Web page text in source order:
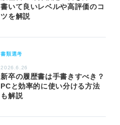
書いて良いレベルや高評価のコ
ツを解説
書類選考
2026.6.26
新卒の履歴書は手書きすべき？
PCと効率的に使い分ける方法
も解説